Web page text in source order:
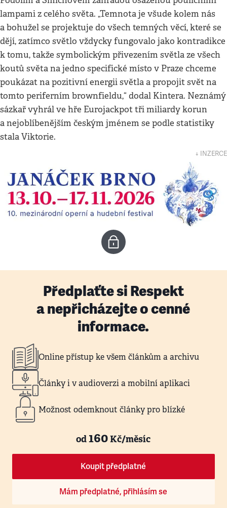
lampami z celého světa. „Temnota je všude kolem nás
a bohužel se projektuje do všech temných věcí, které se
dějí, zatímco světlo vždycky fungovalo jako kontradikce
k tomu, takže symbolickým přivezením světla ze všech
koutů světa na jedno specifické místo v Praze chceme
poukázat na pozitivní energii světla a propojit svět na
tomto periferním brownfieldu,“ dodal Kintera. Neznámý
sázkař vyhrál ve hře Eurojackpot tři miliardy korun
a nejoblíbenějším českým jménem se podle statistiky
stala Viktorie.
↓ INZERCE
Předplaťte si Respekt
a nepřicházejte o cenné
informace.
Online přístup ke všem článkům a archivu
Články i v audioverzi a mobilní aplikaci
Možnost odemknout články pro blízké
od160Kč/měsíc
Koupit předplatné
Mám předplatné, přihlásím se